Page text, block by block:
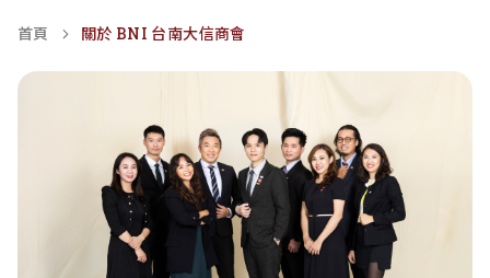
首頁 關於 BNI 台南大信商會